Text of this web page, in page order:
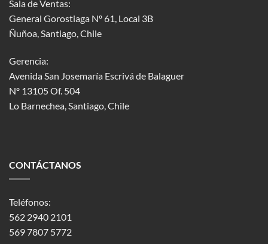
Sala de Ventas:
General Gorostiaga Nº 61, Local 3B
Ñuñoa, Santiago, Chile
Gerencia:
Avenida San Josemaría Escrivá de Balaguer
Nº 13105 Of. 504
Lo Barnechea, Santiago, Chile
CONTÁCTANOS
Teléfonos:
562 2940 2101
569 7807 5772